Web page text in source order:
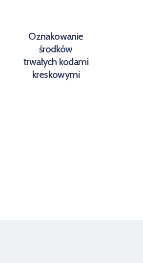
Oznakowanie
środków
trwałych kodami
kreskowymi